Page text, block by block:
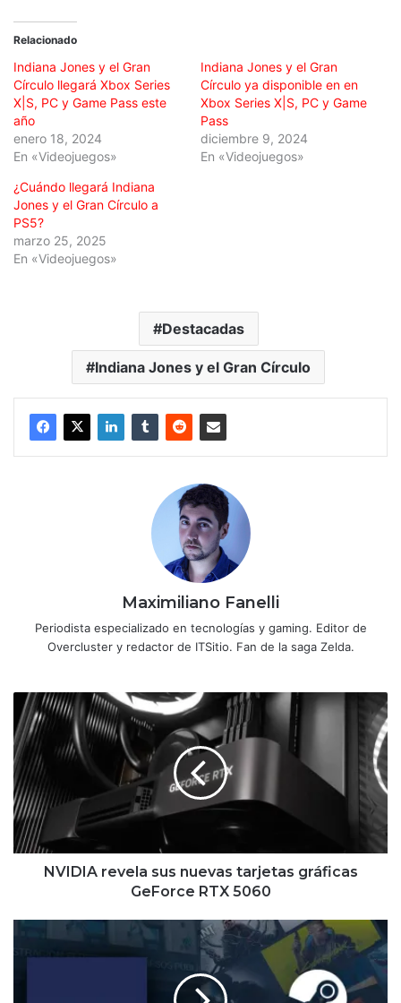
Relacionado
Indiana Jones y el Gran
Círculo llegará Xbox Series
X|S, PC y Game Pass este
año
enero 18, 2024
En «Videojuegos»
Indiana Jones y el Gran
Círculo ya disponible en en
Xbox Series X|S, PC y Game
Pass
diciembre 9, 2024
En «Videojuegos»
¿Cuándo llegará Indiana
Jones y el Gran Círculo a
PS5?
marzo 25, 2025
En «Videojuegos»
Destacadas
Indiana Jones y el Gran Círculo
Maximiliano Fanelli
Periodista especializado en tecnologías y gaming. Editor de
Overcluster y redactor de ITSitio. Fan de la saga Zelda.
NVIDIA
revela
sus
nuevas
tarjetas
gráficas
GeForce
RTX
5060
NVIDIA revela sus nuevas tarjetas gráficas
GeForce RTX 5060